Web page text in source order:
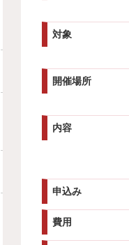
対象
開催場所
内容
申込み
費用